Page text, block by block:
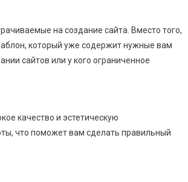
на создание сайта. Вместо того,
который уже содержит нужные вам
сайтов или у кого ограниченное
качество и эстетическую
что поможет вам сделать правильный